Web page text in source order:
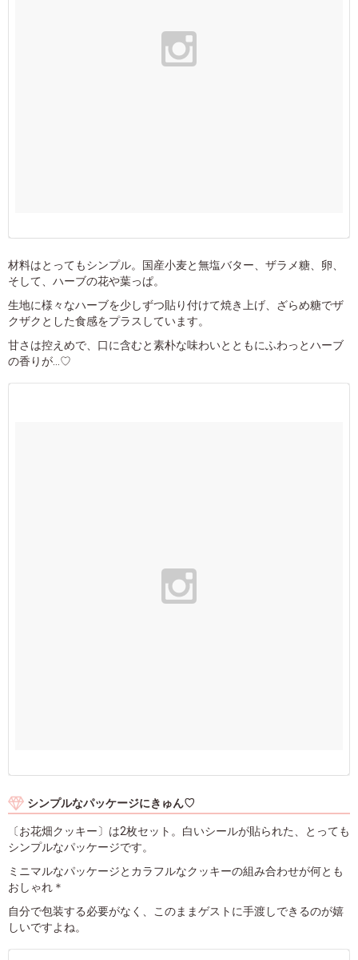
材料はとってもシンプル。国産小麦と無塩バター、ザラメ糖、卵、
そして、ハーブの花や葉っぱ。
生地に様々なハーブを少しずつ貼り付けて焼き上げ、ざらめ糖でザ
クザクとした食感をプラスしています。
甘さは控えめで、口に含むと素朴な味わいとともにふわっとハーブ
の香りが…♡
シンプルなパッケージにきゅん♡
〔お花畑クッキー〕は2枚セット。白いシールが貼られた、とっても
シンプルなパッケージです。
ミニマルなパッケージとカラフルなクッキーの組み合わせが何とも
おしゃれ＊
自分で包装する必要がなく、このままゲストに手渡しできるのが嬉
しいですよね。